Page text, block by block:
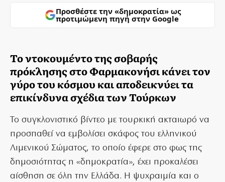
Προσθέστε την «δημοκρατία» ως
προτιμώμενη πηγή στην Google
Το ντοκουμέντο της σοβαρής
πρόκλησης στο Φαρμακονήσι κάνει τον
γύρο του κόσμου και αποδεικνύει τα
επικίνδυνα σχέδια των Τούρκων
Το συγκλονιστικό βίντεο με τουρκική ακταιωρό να
προσπαθεί να εμβολίσει σκάφος του ελληνικού
Λιμενικού Σώματος, το οποίο έφερε στο φως της
δημοσιότητας η «δημοκρατία», έχει προκαλέσει
αίσθηση σε όλη την Ελλάδα. Η ψυχραιμία και ο